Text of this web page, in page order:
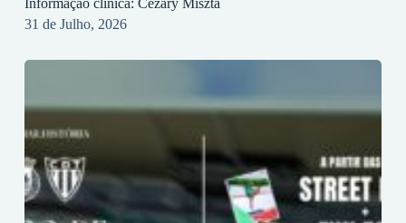
31 de Julho, 2026